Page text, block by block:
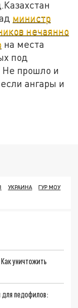
министр
нечаянно
на места
под
Не прошло и
ангары и
УКРАИНА
ГУР МОУ
уничтожить
для педофилов: